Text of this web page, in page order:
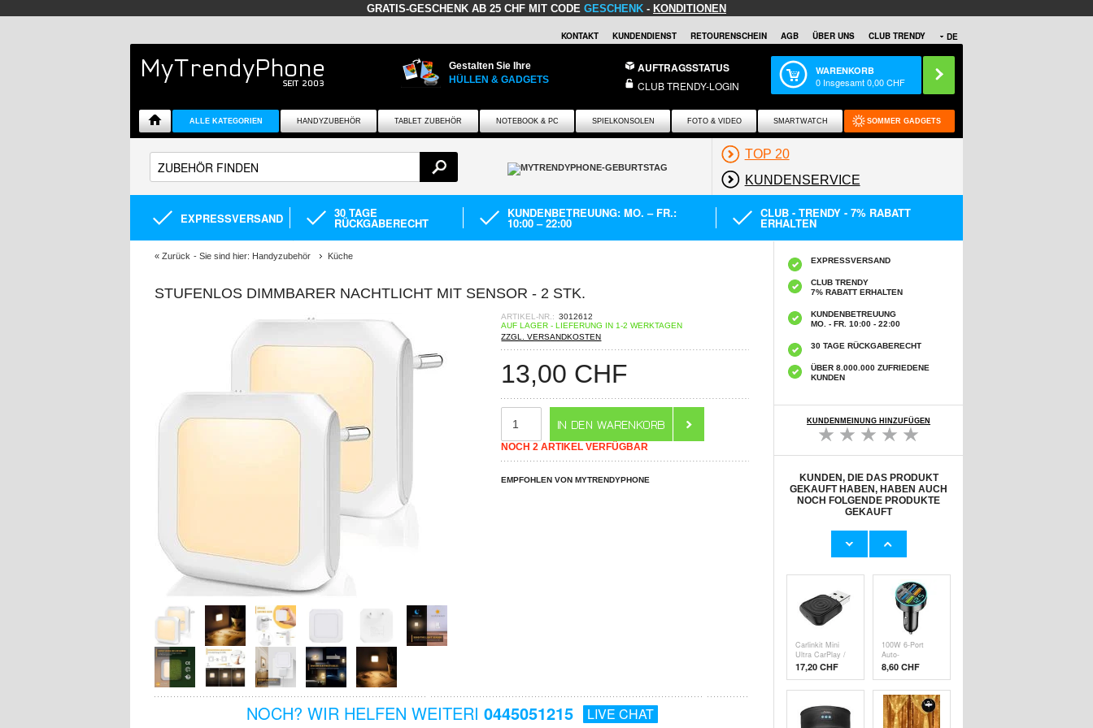
GRATIS-GESCHENK AB 25 CHF MIT CODE GESCHENK - KONDITIONEN
DE
KONTAKT KUNDENDIENST RETOURENSCHEIN AGB ÜBER UNS CLUB TRENDY
Gestalten Sie Ihre
HÜLLEN & GADGETS
AUFTRAGSSTATUS
CLUB TRENDY-LOGIN
WARENKORB
0 Insgesamt0,00CHF
ALLE KATEGORIEN HANDYZUBEHÖR TABLET ZUBEHÖR NOTEBOOK & PC SPIELKONSOLEN FOTO & VIDEO SMARTWATCH SOMMER GADGETS
TOP 20
KUNDENSERVICE
EXPRESSVERSAND 30 TAGE
RÜCKGABERECHT
KUNDENBETREUUNG: MO. – FR.:
10:00 – 22:00
CLUB - TRENDY - 7% RABATT
ERHALTEN
« Zurück - Sie sind hier: Handyzubehör Küche
STUFENLOS DIMMBARER NACHTLICHT MIT SENSOR - 2 STK.
ARTIKEL-NR.: 3012612
AUF LAGER - LIEFERUNG IN 1-2 WERKTAGEN
ZZGL. VERSANDKOSTEN
13,00 CHF
NOCH 2 ARTIKEL VERFÜGBAR
EMPFOHLEN VON MYTRENDYPHONE
NOCH? WIR HELFEN WEITERI 0445051215 LIVE CHAT
EXPRESSVERSAND
CLUB TRENDY
7% RABATT ERHALTEN
KUNDENBETREUUNG
MO. - FR. 10:00 - 22:00
30 TAGE RÜCKGABERECHT
ÜBER 8.000.000 ZUFRIEDENE
KUNDEN
KUNDENMEINUNG HINZUFÜGEN
KUNDEN, DIE DAS PRODUKT
GEKAUFT HABEN, HABEN AUCH
NOCH FOLGENDE PRODUKTE
GEKAUFT
Wiederaufladbare
Fernbedienung
Universal 4-Port
Aufladen USB-
Netzteil - 48W -
10,10
Carlinkit Mini
Ultra CarPlay /
Android Auto
Funkadapter
17,20 CHF
100W 6-Port
Auto-
Schnellladegerät
PD/QC3.0 - 2x
USB-C, 4x USB-
A - Schwarz
8,60 CHF